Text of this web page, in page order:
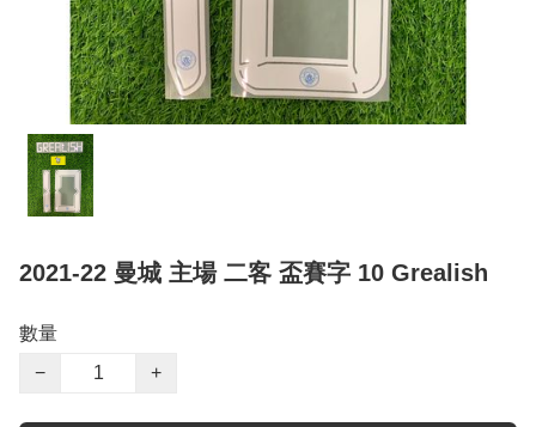
2021-22 曼城 主場 二客 盃賽字 10 Grealish
數量
−
+